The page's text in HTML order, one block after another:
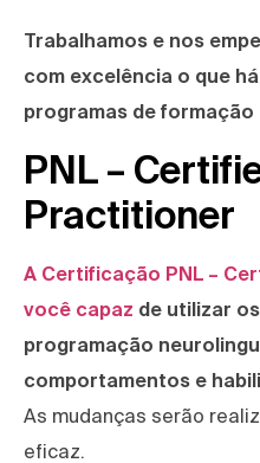
Trabalhamos e nos
com excelência o que
programas de formação
PNL –
Practitioner
A Certificação PNL –
você capaz de utilizar
programação
comportamentos e
As mudanças serão
eficaz.